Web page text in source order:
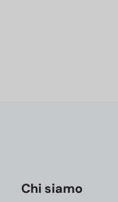
Chi siamo